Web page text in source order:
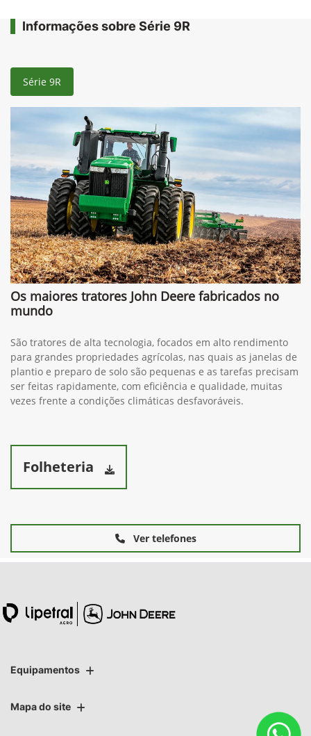
Informações sobre Série 9R
Série 9R
Os maiores tratores John Deere fabricados no
mundo
São tratores de alta tecnologia, focados em alto rendimento
para grandes propriedades agrícolas, nas quais as janelas de
plantio e preparo de solo são pequenas e as tarefas precisam
ser feitas rapidamente, com eficiência e qualidade, muitas
vezes frente a condições climáticas desfavoráveis.
Folheteria
Ver telefones
Equipamentos
Mapa do site